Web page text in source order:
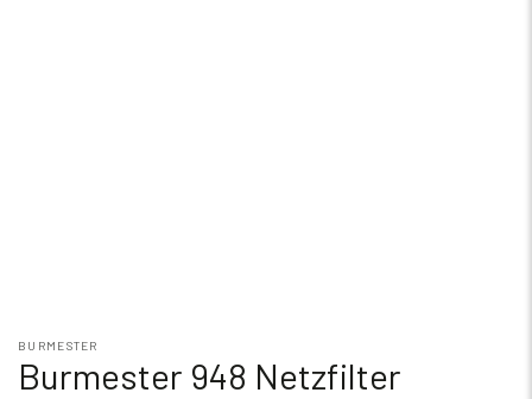
BURMESTER
Burmester 948 Netzfilter